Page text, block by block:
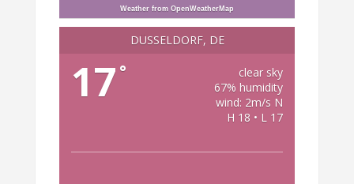
Weather from OpenWeatherMap
DÜSSELDORF, DE
17 °
clear sky
67% humidity
wind: 2m/s N
H 18 • L 17